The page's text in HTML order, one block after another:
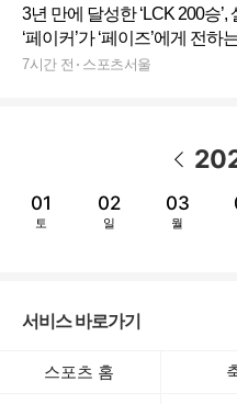
3년 만에 달성한 ‘LCK 200승’,
‘페이커’가 ‘페이즈’에게 전하
시선집중]
7시간 전 스포츠서울
01
토
02
일
03
월
서비스 바로가기
스포츠 홈